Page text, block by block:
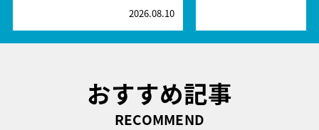
2026.08.10
おすすめ記事
RECOMMEND